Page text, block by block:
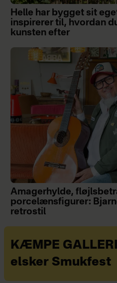
Helle har bygget sit
inspirerer til, hvordan
kunsten efter
Amagerhylde,
porcelænsfigurer:
retrostil
KÆMPE
elsker Smukfest